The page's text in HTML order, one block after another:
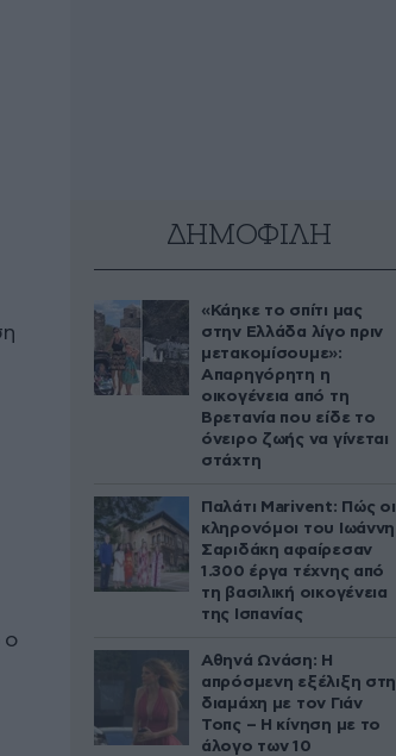
ο
ΔΗΜΟΦΙΛΗ
«Κάηκε το σπίτι μας
στην Ελλάδα λίγο πριν
μετακομίσουμε»:
Απαρηγόρητη η
οικογένεια από τη
Βρετανία που είδε το
όνειρο ζωής να γίνεται
στάχτη
Παλάτι Marivent: Πώς οι
κληρονόμοι του Ιωάννη
Σαριδάκη αφαίρεσαν
1.300 έργα τέχνης από
τη βασιλική οικογένεια
της Ισπανίας
Αθηνά Ωνάση: Η
απρόσμενη εξέλιξη στη
διαμάχη με τον Γιάν
Τοπς – Η κίνηση με το
άλογο των 10